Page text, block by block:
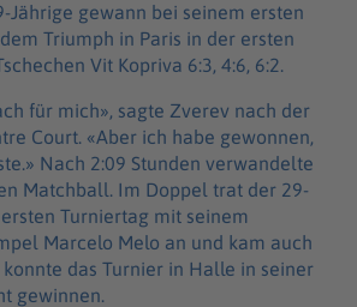
Jährige gewann bei seinem ersten
Triumph in Paris in der ersten
Vit Kopriva 6:3, 4:6, 6:2.
für mich», sagte Zverev nach der
Court. «Aber ich habe gewonnen,
Nach 2:09 Stunden verwandelte
Matchball. Im Doppel trat der 29-
Turniertag mit seinem
Marcelo Melo an und kam auch
das Turnier in Halle in seiner
gewinnen.